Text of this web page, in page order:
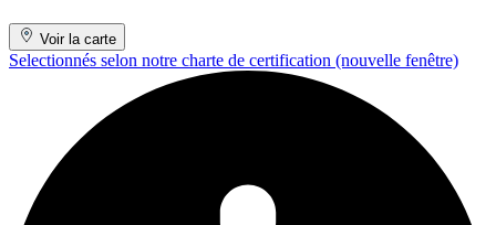
Voir la carte
Selectionnés selon notre charte de certification (nouvelle fenêtre)